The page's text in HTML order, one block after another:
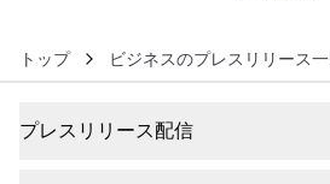
トップ ビジネスのプレスリリース
プレスリリース配信